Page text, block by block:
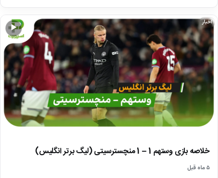
▶
اخبار
خلاصه بازی وستهم 1 – 1 منچسترسیتی (لیگ برتر انگلیس)
۵ ماه قبل